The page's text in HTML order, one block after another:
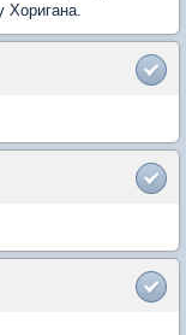
Хоригана.